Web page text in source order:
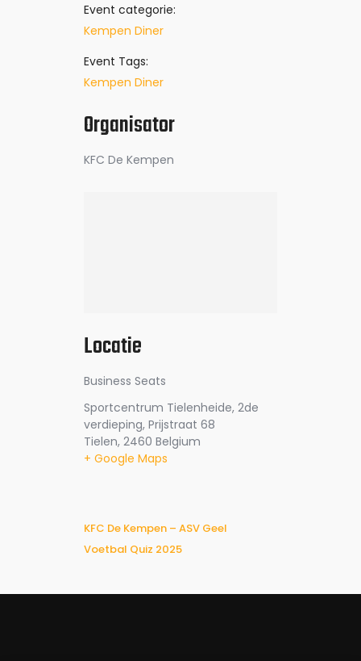
Event categorie:
Kempen Diner
Event Tags:
Kempen Diner
Organisator
KFC De Kempen
Locatie
Business Seats
Sportcentrum Tielenheide, 2de
verdieping, Prijstraat 68
Tielen, 2460 Belgium
+ Google Maps
KFC De Kempen – ASV Geel
Voetbal Quiz 2025